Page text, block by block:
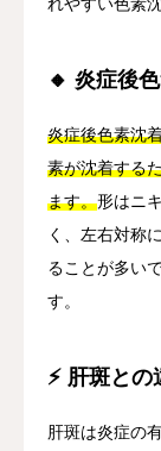
🔸 炎症後
炎症後色素沈
素が沈着する
ます。形はニ
く、左右対称
ることが多い
す。
⚡ 肝斑との
肝斑は炎症の